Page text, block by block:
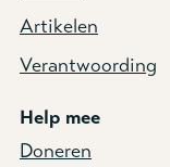
Artikelen
Verantwoording
Help mee
Doneren